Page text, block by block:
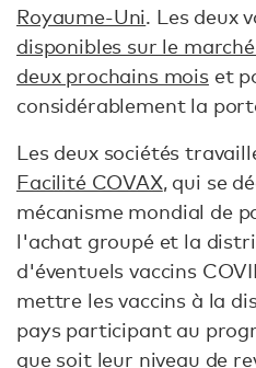
Royaume-Uni. Les deux
disponibles sur le
deux prochains moiset
considérablement la
Les deux sociétés
Facilité COVAX, qui se
mécanisme mondial de
l'achat groupé et la
d'éventuels vaccins
mettre les vaccins à la
pays participant au
que soit leur niveau de